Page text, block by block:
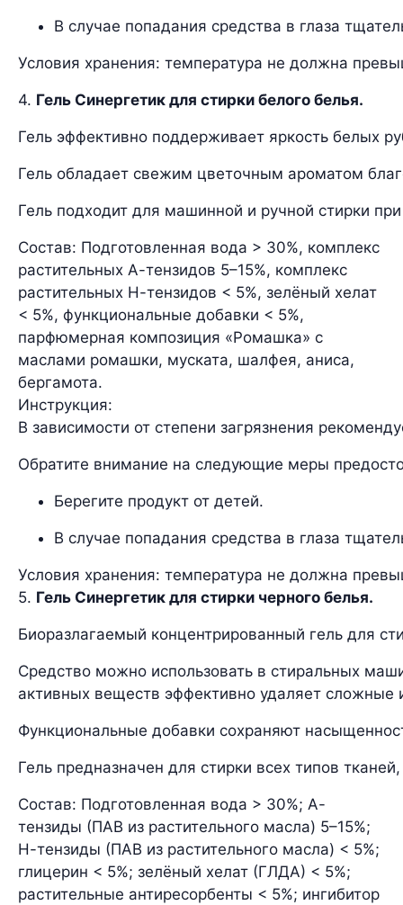
В случае попадания средства в глаза
Условия хранения: температура не должна
4. Гель Синергетик для стирки белого белья.
Гель эффективно поддерживает яркость белых
Гель обладает свежим цветочным ароматом
Гель подходит для машинной и ручной стирки
Состав: Подготовленная вода > 30%, комплекс
растительных А-тензидов 5–15%, комплекс
растительных Н-тензидов < 5%, зелёный хелат
< 5%, функциональные добавки < 5%,
парфюмерная композиция «Ромашка» с
маслами ромашки, муската, шалфея, аниса,
бергамота.
Инструкция:
В зависимости от степени загрязнения
Обратите внимание на следующие меры
Берегите продукт от детей.
В случае попадания средства в глаза
Условия хранения: температура не должна
5. Гель Синергетик для стирки черного белья.
Биоразлагаемый концентрированный гель для
Средство можно использовать в стиральных
активных веществ эффективно удаляет сложные
Функциональные добавки сохраняют
Гель предназначен для стирки всех типов
Состав: Подготовленная вода > 30%; А-
тензиды (ПАВ из растительного масла) 5–15%;
Н-тензиды (ПАВ из растительного масла) < 5%;
глицерин < 5%; зелёный хелат (ГЛДА) < 5%;
растительные антиресорбенты < 5%; ингибитор